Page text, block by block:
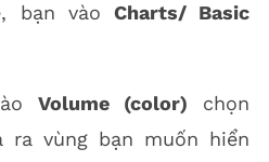
bạn vào Charts/ Basic
Volume (color) chọn
ra vùng bạn muốn hiển